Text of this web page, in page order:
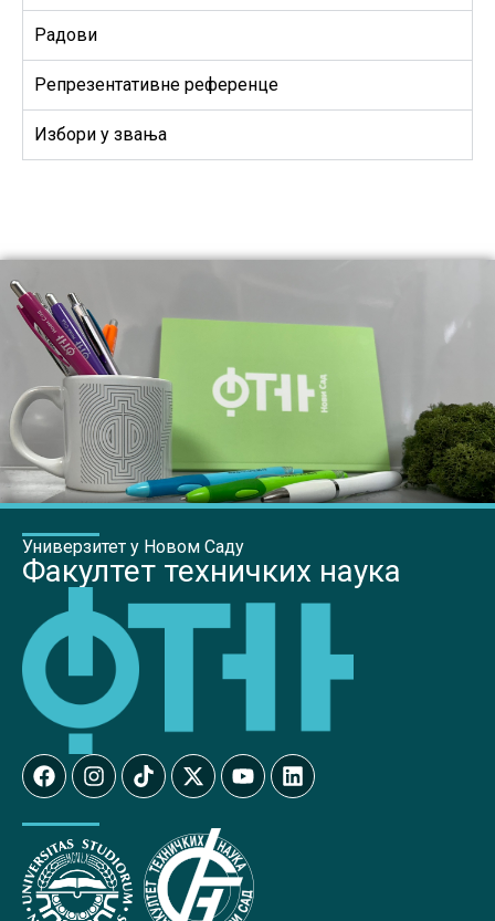
Радови
Репрезентативне референце
Избори у звања
Универзитет у Новом Саду
Факултет техничких наука